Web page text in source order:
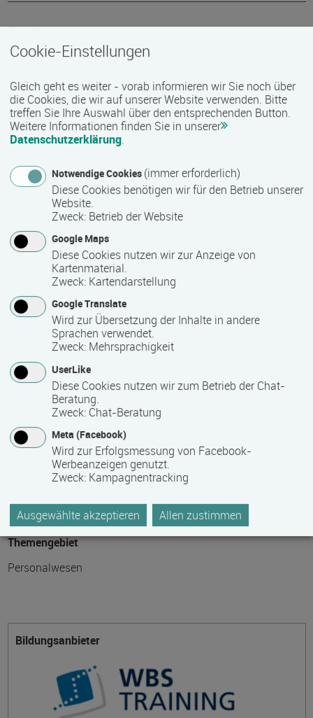
Termin
Termine auf Anfrage
Bemerkungen zum Termin
Die Unterrichtszeiten sind dienstags und donnerstags
jeweils von 13.30 Uhr bis 16.30 Uhr. Insgesamt beinhaltet
Minuten). Pro Woche finden acht Unterrichtseinheiten statt.
Mindest­teilnehmer­anzahl
1
Maximale Teilnehmerzahl
Teilnahmegebühr
Bitte kontaktieren Sie den Bildungsanbieter direkt, um
detaillierte Preisinformationen zu erhalten
Hinweis des Datenbankbetreibers: Bitte erfragen Sie beim
Themengebiet
Personalwesen
Bildungsanbieter
Cookie-Einstellungen
Gleich geht es weiter - vorab informieren wir Sie noch über
die Cookies, die wir auf unserer Website verwenden. Bitte
treffen Sie Ihre Auswahl über den entsprechenden Button.
Weitere Informationen finden Sie in unserer
Datenschutzerklärung.
Notwendige Cookies (immer erforderlich)
Diese Cookies benötigen wir für den Betrieb unserer
Website.
Zweck: Betrieb der Website
Google Maps
Diese Cookies nutzen wir zur Anzeige von
Kartenmaterial.
Zweck: Kartendarstellung
Google Translate
Wird zur Übersetzung der Inhalte in andere
Sprachen verwendet.
Zweck: Mehrsprachigkeit
UserLike
Diese Cookies nutzen wir zum Betrieb der Chat-
Beratung.
Zweck: Chat-Beratung
Meta (Facebook)
Wird zur Erfolgsmessung von Facebook-
Werbeanzeigen genutzt.
Zweck: Kampagnentracking
Ausgewählte akzeptieren Allen zustimmen